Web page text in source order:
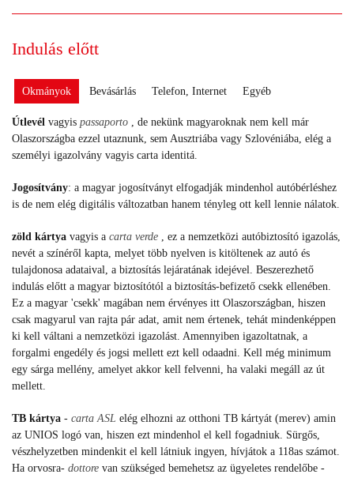
Indulás előtt
Okmányok Bevásárlás Telefon, Internet Egyéb
Útlevél vagyis passaporto , de nekünk magyaroknak nem kell már
Olaszországba ezzel utaznunk, sem Ausztriába vagy Szlovéniába, elég a
személyi igazolvány vagyis carta identitá.
Jogosítvány: a magyar jogosítványt elfogadják mindenhol autóbérléshez
is de nem elég digitális változatban hanem tényleg ott kell lennie nálatok.
zöld kártya vagyis a carta verde , ez a nemzetközi autóbiztosító igazolás,
nevét a színéről kapta, melyet több nyelven is kitöltenek az autó és
tulajdonosa adataival, a biztosítás lejáratának idejével. Beszerezhető
indulás előtt a magyar biztosítótól a biztosítás-befizető csekk ellenében.
Ez a magyar 'csekk' magában nem érvényes itt Olaszországban, hiszen
csak magyarul van rajta pár adat, amit nem értenek, tehát mindenképpen
ki kell váltani a nemzetközi igazolást. Amennyiben igazoltatnak, a
forgalmi engedély és jogsi mellett ezt kell odaadni. Kell még minimum
egy sárga mellény, amelyet akkor kell felvenni, ha valaki megáll az út
mellett.
TB kártya - carta ASL elég elhozni az otthoni TB kártyát (merev) amin
az UNIOS logó van, hiszen ezt mindenhol el kell fogadniuk. Sürgős,
vészhelyzetben mindenkit el kell látniuk ingyen, hívjátok a 118as számot.
Ha orvosra- dottore van szükséged bemehetsz az ügyeletes rendelőbe -